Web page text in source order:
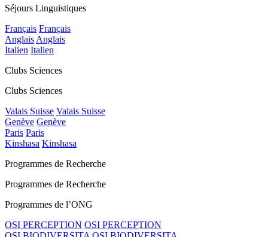
Séjours Linguistiques
Français Français
Anglais Anglais
Italien Italien
Clubs Sciences
Clubs Sciences
Valais Suisse Valais Suisse
Genève Genève
Paris Paris
Kinshasa Kinshasa
Programmes de Recherche
Programmes de Recherche
Programmes de l’ONG
OSI PERCEPTION OSI PERCEPTION